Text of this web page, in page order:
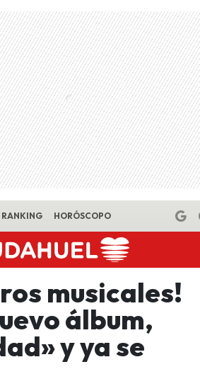
RANKING HORÓSCOPO
musicales!
álbum,
y ya se